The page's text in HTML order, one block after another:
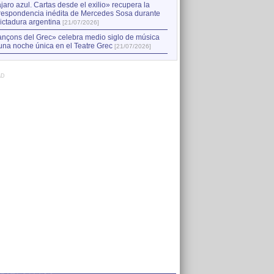
azul. Cartas desde el exilio» recupera la
inédita de Mercedes Sosa durante
argentina [21/07/2026]
del Grec» celebra medio siglo de música
noche única en el Teatre Grec [21/07/2026]